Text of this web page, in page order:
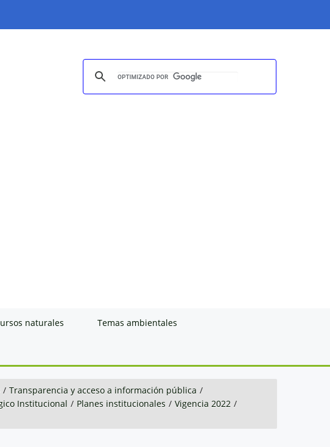
naturales Temas ambientales
/ Transparencia y acceso a información pública /
Institucional / Planes institucionales / Vigencia 2022 /